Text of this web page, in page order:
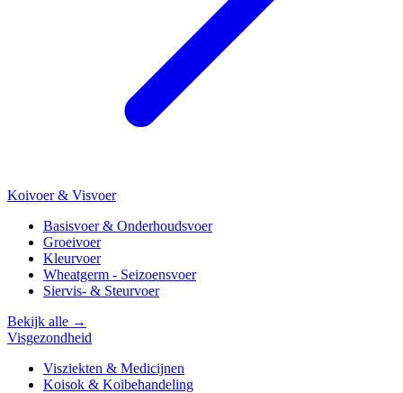
Koivoer & Visvoer
Basisvoer & Onderhoudsvoer
Groeivoer
Kleurvoer
Wheatgerm - Seizoensvoer
Siervis- & Steurvoer
Bekijk alle →
Visgezondheid
Visziekten & Medicijnen
Koisok & Koibehandeling